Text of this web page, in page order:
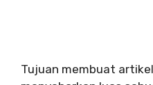
Tujuan membuat